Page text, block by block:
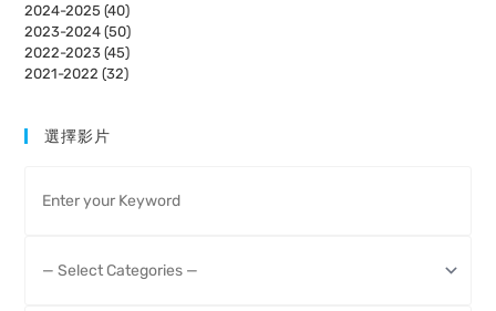
2024-2025 (40)
2023-2024 (50)
2022-2023 (45)
2021-2022 (32)
選擇影片